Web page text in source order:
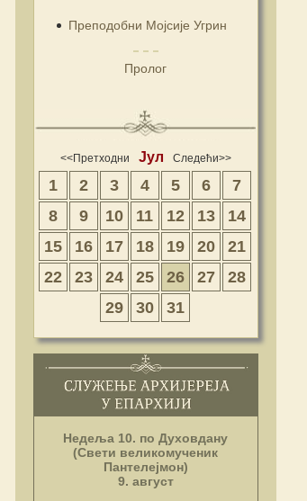
Преподобни Мојсије Угрин
Пролог
<<Претходни Јул Следећи>>
1 2 3 4 5 6
7
8
9 10 11 12 13
14
15
16 17 18 19 20
21
22
23 24 25 26 27
28
29
30 31
Недеља 10. по Духовдану
(Свети великомученик
Пантелејмон)
9. август